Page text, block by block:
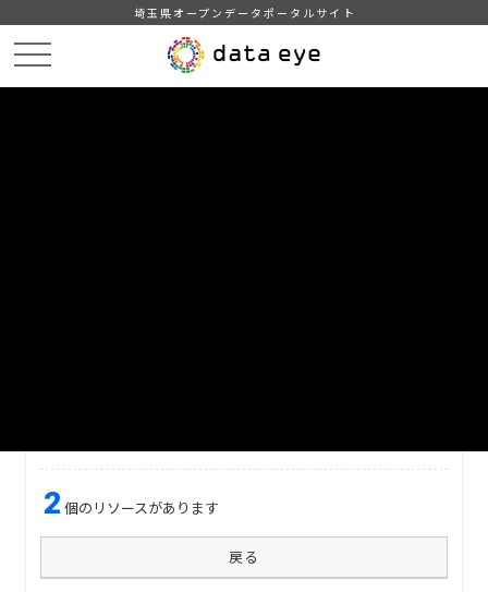
埼玉県オープンデータポータルサイト
2 個のリソースがあります
戻る